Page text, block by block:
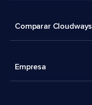
Comparar Cloudways
Empresa